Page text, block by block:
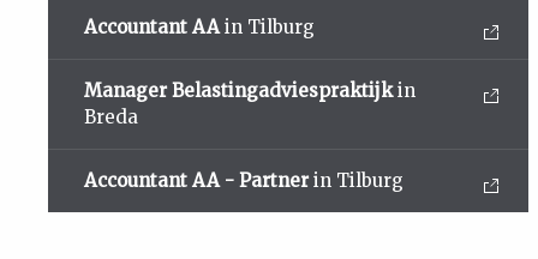
Accountant AAin Tilburg
Manager Belastingadviespraktijkin
Breda
Accountant AA - Partner in Tilburg